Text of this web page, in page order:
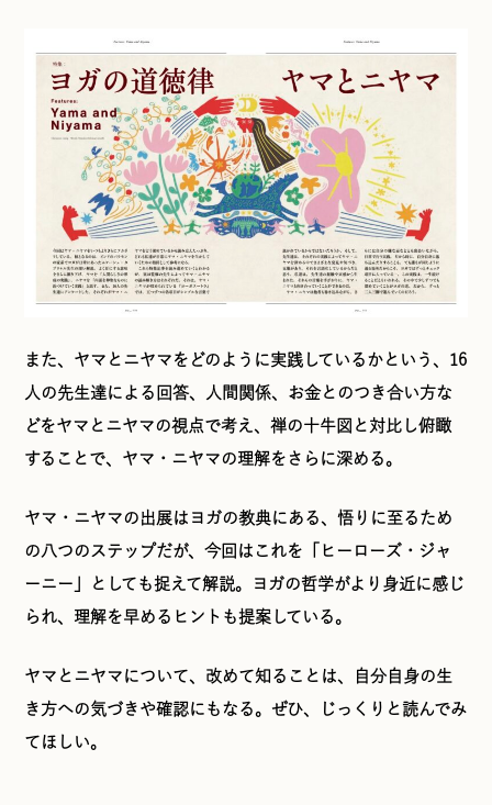
また、ヤマとニヤマをどのように実践しているかという、16
人の先生達による回答、人間関係、お金とのつき合い方な
どをヤマとニヤマの視点で考え、禅の十牛図と対比し俯瞰
することで、ヤマ・ニヤマの理解をさらに深める。
ヤマ・ニヤマの出展はヨガの教典にある、悟りに至るため
の八つのステップだが、今回はこれを「ヒーローズ・ジャ
ーニー」としても捉えて解説。ヨガの哲学がより身近に感じ
られ、理解を早めるヒントも提案している。
ヤマとニヤマについて、改めて知ることは、自分自身の生
き方への気づきや確認にもなる。ぜひ、じっくりと読んでみ
てほしい。